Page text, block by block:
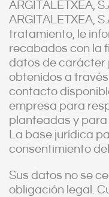
ARGITALETXEA,
ARGITALETXEA,
tratamiento, le
recabados con la
datos de carácter
obtenidos a
contacto
empresa para
planteadas y
La base jurídica
consentimiento
Sus datos no se
obligación legal.